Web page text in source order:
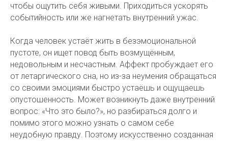
чтобы ощутить себя живыми. Приходиться ускорять
событийность или же нагнетать внутренний ужас.
Когда человек устаёт жить в безэмоциональной
пустоте, он ищет повод быть возмущённым,
недовольным и несчастным. Аффект пробуждает его
от летаргического сна, но из-за неумения обращаться
со своими эмоциями быстро устаёшь и ощущаешь
опустошенность. Может возникнуть даже внутренний
вопрос: «Что это было?», но разбираться долго и
помимо этого можно узнать о самом себе
неудобную правду. Поэтому искусственно созданная